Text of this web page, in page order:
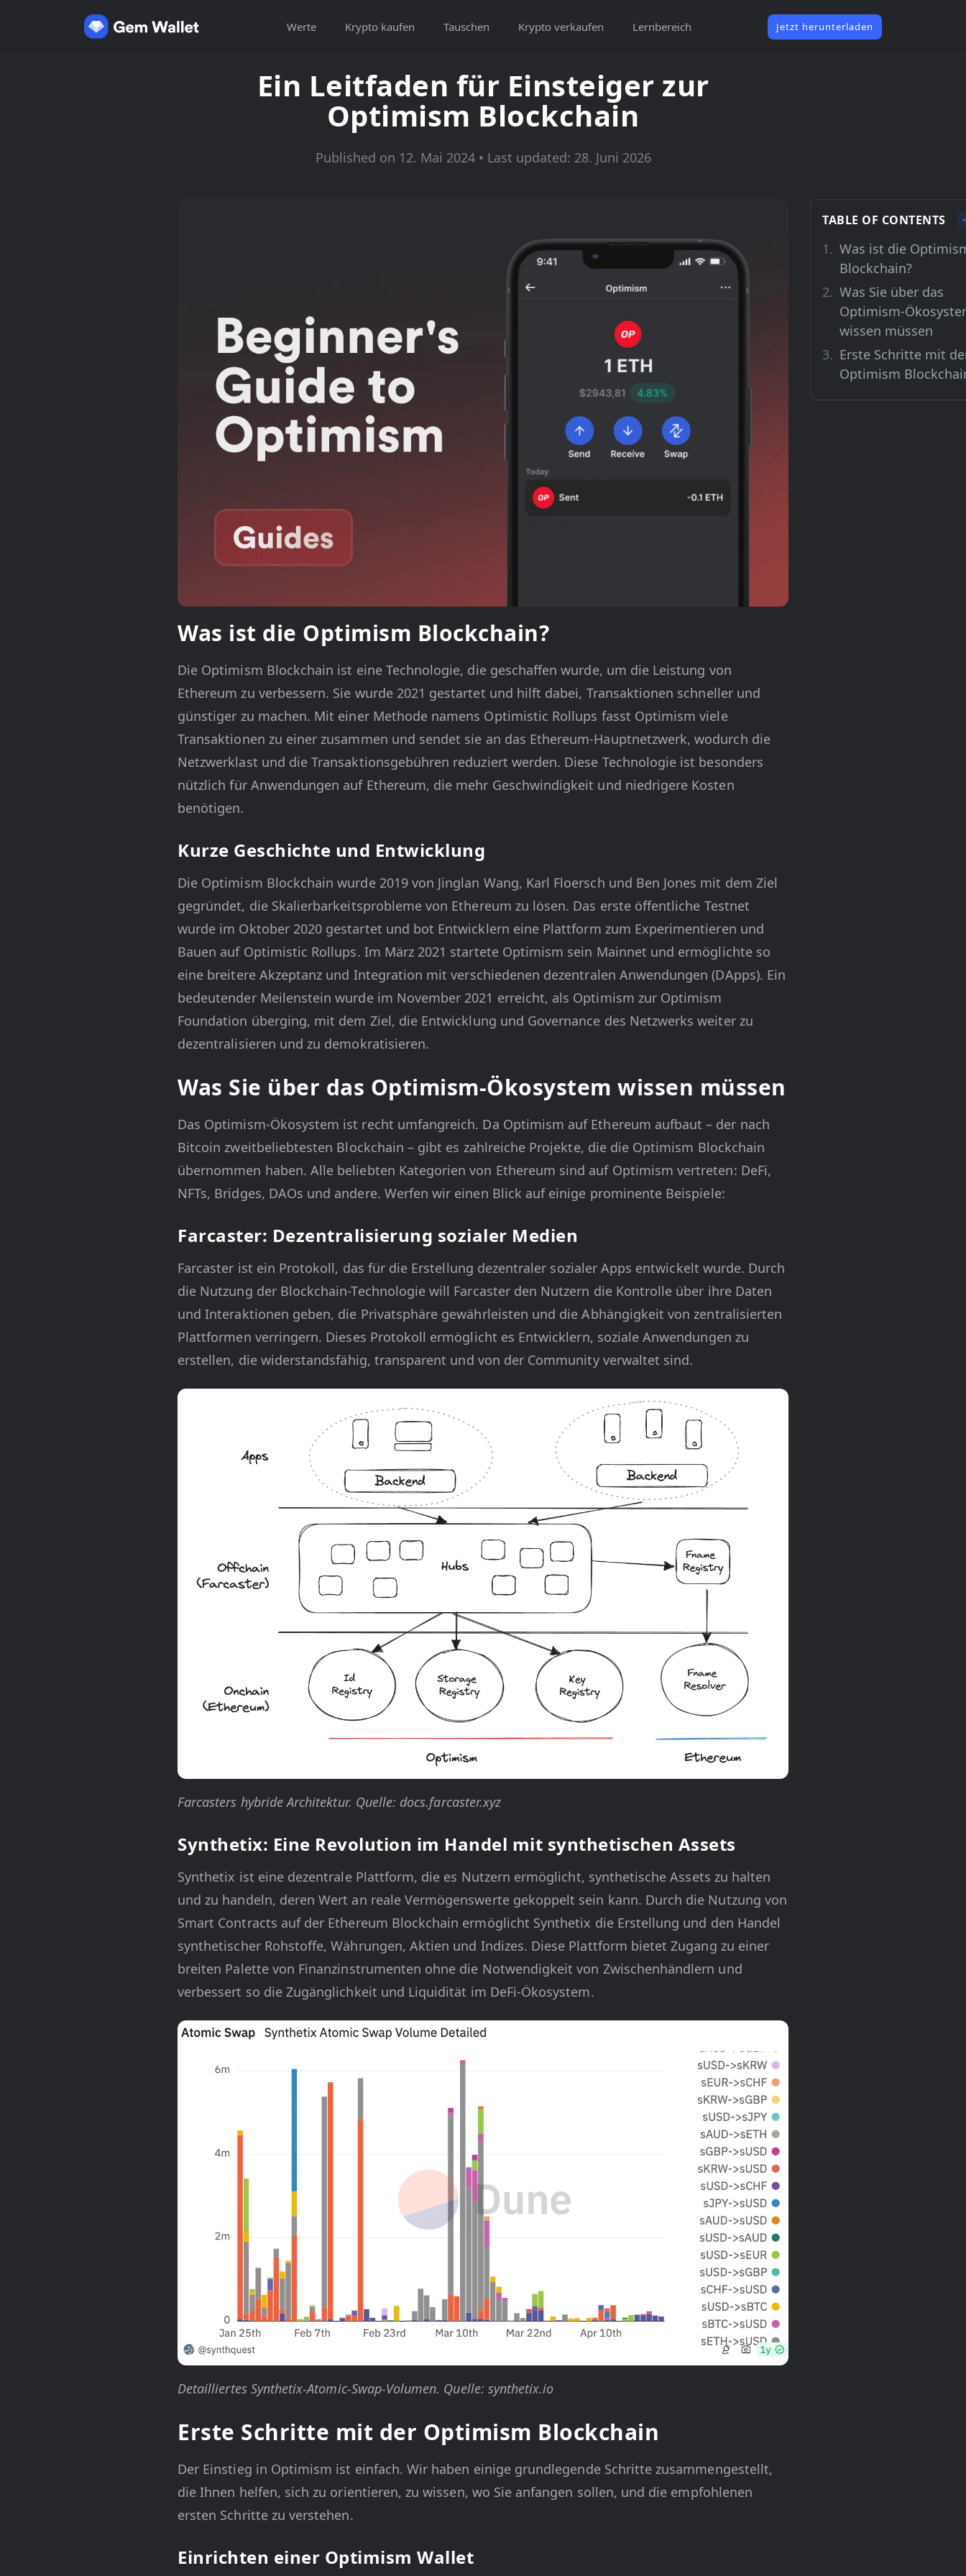
Werte Krypto kaufen Tauschen Krypto verkaufen Lernbereich Jetzt herunterladen
Ein Leitfaden für Einsteiger zur
Optimism Blockchain
Published on 12. Mai 2024 • Last updated: 28. Juni 2026
TABLE OF CONTENTS
Was ist die
Blockchain?
Was Sie über das
Optimism-
wissen müssen
Erste Schritte mit
Optimism
Was ist die Optimism Blockchain?
Die Optimism Blockchain ist eine Technologie, die geschaffen wurde, um die Leistung von
Ethereum zu verbessern. Sie wurde 2021 gestartet und hilft dabei, Transaktionen schneller und
günstiger zu machen. Mit einer Methode namens Optimistic Rollups fasst Optimism viele
Transaktionen zu einer zusammen und sendet sie an das Ethereum-Hauptnetzwerk, wodurch die
Netzwerklast und die Transaktionsgebühren reduziert werden. Diese Technologie ist besonders
nützlich für Anwendungen auf Ethereum, die mehr Geschwindigkeit und niedrigere Kosten
benötigen.
Kurze Geschichte und Entwicklung
Die Optimism Blockchain wurde 2019 von Jinglan Wang, Karl Floersch und Ben Jones mit dem Ziel
gegründet, die Skalierbarkeitsprobleme von Ethereum zu lösen. Das erste öffentliche Testnet
wurde im Oktober 2020 gestartet und bot Entwicklern eine Plattform zum Experimentieren und
Bauen auf Optimistic Rollups. Im März 2021 startete Optimism sein Mainnet und ermöglichte so
eine breitere Akzeptanz und Integration mit verschiedenen dezentralen Anwendungen (DApps). Ein
bedeutender Meilenstein wurde im November 2021 erreicht, als Optimism zur Optimism
Foundation überging, mit dem Ziel, die Entwicklung und Governance des Netzwerks weiter zu
dezentralisieren und zu demokratisieren.
Was Sie über das Optimism-Ökosystem wissen müssen
Das Optimism-Ökosystem ist recht umfangreich. Da Optimism auf Ethereum aufbaut – der nach
Bitcoin zweitbeliebtesten Blockchain – gibt es zahlreiche Projekte, die die Optimism Blockchain
übernommen haben. Alle beliebten Kategorien von Ethereum sind auf Optimism vertreten: DeFi,
NFTs, Bridges, DAOs und andere. Werfen wir einen Blick auf einige prominente Beispiele:
Farcaster: Dezentralisierung sozialer Medien
Farcaster ist ein Protokoll, das für die Erstellung dezentraler sozialer Apps entwickelt wurde. Durch
die Nutzung der Blockchain-Technologie will Farcaster den Nutzern die Kontrolle über ihre Daten
und Interaktionen geben, die Privatsphäre gewährleisten und die Abhängigkeit von zentralisierten
Plattformen verringern. Dieses Protokoll ermöglicht es Entwicklern, soziale Anwendungen zu
erstellen, die widerstandsfähig, transparent und von der Community verwaltet sind.
Farcasters hybride Architektur. Quelle: docs.farcaster.xyz
Synthetix: Eine Revolution im Handel mit synthetischen Assets
Synthetix ist eine dezentrale Plattform, die es Nutzern ermöglicht, synthetische Assets zu halten
und zu handeln, deren Wert an reale Vermögenswerte gekoppelt sein kann. Durch die Nutzung von
Smart Contracts auf der Ethereum Blockchain ermöglicht Synthetix die Erstellung und den Handel
synthetischer Rohstoffe, Währungen, Aktien und Indizes. Diese Plattform bietet Zugang zu einer
breiten Palette von Finanzinstrumenten ohne die Notwendigkeit von Zwischenhändlern und
verbessert so die Zugänglichkeit und Liquidität im DeFi-Ökosystem.
Detailliertes Synthetix-Atomic-Swap-Volumen. Quelle: synthetix.io
Erste Schritte mit der Optimism Blockchain
Der Einstieg in Optimism ist einfach. Wir haben einige grundlegende Schritte zusammengestellt,
die Ihnen helfen, sich zu orientieren, zu wissen, wo Sie anfangen sollen, und die empfohlenen
ersten Schritte zu verstehen.
Einrichten einer Optimism Wallet